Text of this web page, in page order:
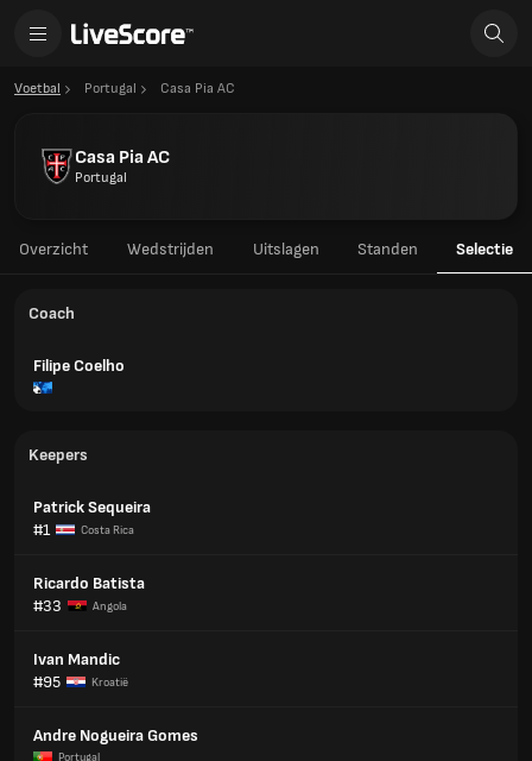
Voetbal Portugal Casa Pia AC
Casa Pia AC
Portugal
Overzicht Wedstrijden Uitslagen Standen Selectie
Coach
Filipe Coelho
Keepers
Patrick Sequeira
#1
Costa Rica
Ricardo Batista
#33
Angola
Ivan Mandic
#95
Kroatië
Andre Nogueira Gomes
Portugal